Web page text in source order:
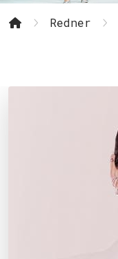
Redner